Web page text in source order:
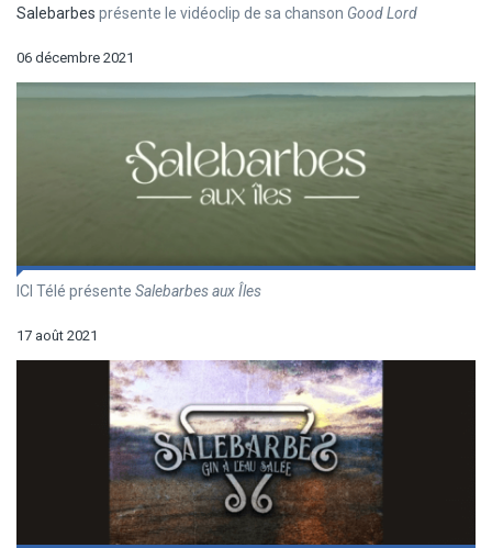
Salebarbes présente le vidéoclip de sa chanson Good Lord
06 décembre 2021
ICI Télé présente Salebarbes aux Îles
17 août 2021